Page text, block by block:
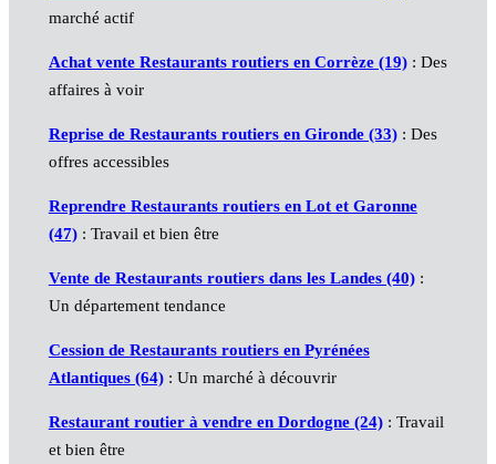
marché actif
Achat vente Restaurants routiers en Corrèze (19): Des
affaires à voir
Reprise de Restaurants routiers en Gironde (33): Des
offres accessibles
Reprendre Restaurants routiers en Lot et Garonne
(47): Travail et bien être
Vente de Restaurants routiers dans les Landes (40):
Un département tendance
Cession de Restaurants routiers en Pyrénées
Atlantiques (64): Un marché à découvrir
Restaurant routier à vendre en Dordogne (24): Travail
et bien être